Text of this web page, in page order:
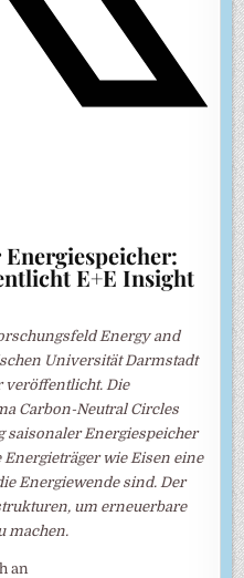
E+E Insight
Energy and
Universität Darmstadt
veröffentlicht. Die
Carbon-Neutral Circles
saisonaler Energiespeicher
wie Eisen eine
Energiewende sind. Der
um erneuerbare
machen.
an